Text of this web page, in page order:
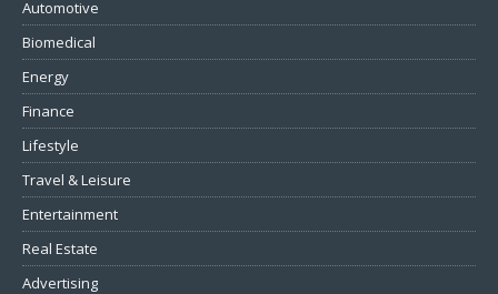
Automotive
Biomedical
Energy
Finance
Lifestyle
Travel & Leisure
Entertainment
Real Estate
Advertising